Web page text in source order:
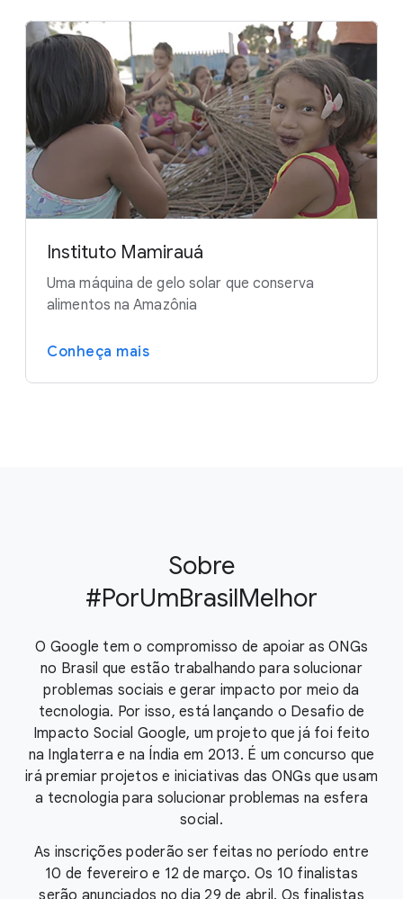
Instituto Mamirauá
Uma máquina de gelo solar que conserva
alimentos na Amazônia
Conheça mais
Sobre
#PorUmBrasilMelhor
O Google tem o compromisso de apoiar as ONGs
no Brasil que estão trabalhando para solucionar
problemas sociais e gerar impacto por meio da
tecnologia. Por isso, está lançando o Desafio de
Impacto Social Google, um projeto que já foi feito
na Inglaterra e na Índia em 2013. É um concurso que
irá premiar projetos e iniciativas das ONGs que usam
a tecnologia para solucionar problemas na esfera
social.
As inscrições poderão ser feitas no período entre
10 de fevereiro e 12 de março. Os 10 finalistas